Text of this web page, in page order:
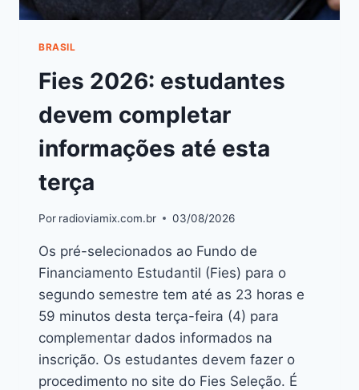
BRASIL
Fies 2026: estudantes
devem completar
informações até esta
terça
Por radioviamix.com.br 03/08/2026
Os pré-selecionados ao Fundo de
Financiamento Estudantil (Fies) para o
segundo semestre tem até as 23 horas e
59 minutos desta terça-feira (4) para
complementar dados informados na
inscrição. Os estudantes devem fazer o
procedimento no site do Fies Seleção. É